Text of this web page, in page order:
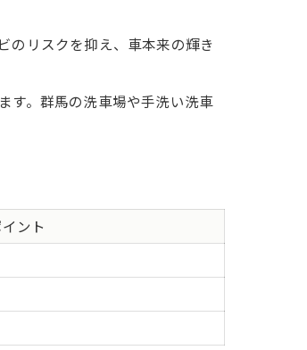
のリスクを抑え、車本来の輝き
す。群馬の洗車場や手洗い洗車
ント